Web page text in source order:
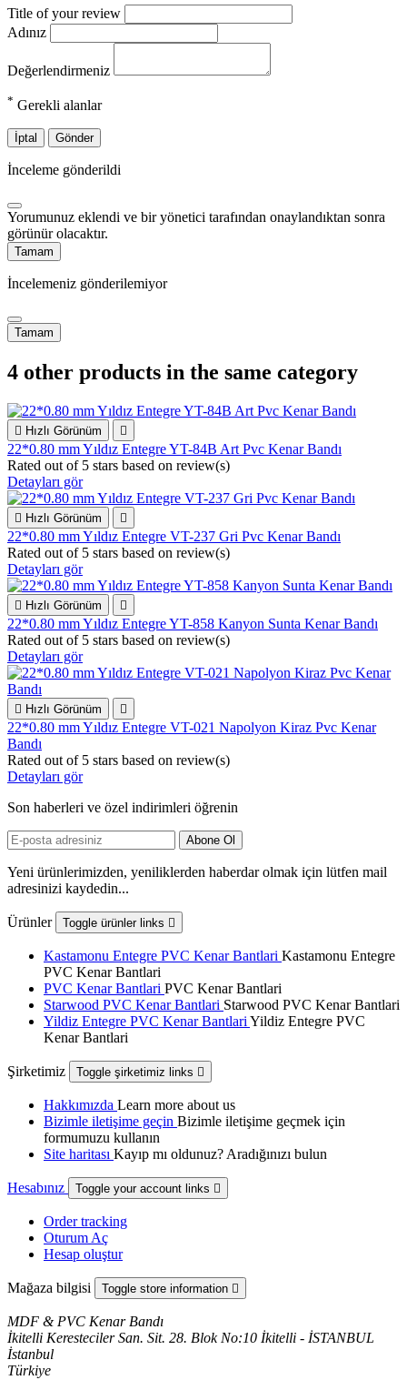
Title of your review
Adınız
Değerlendirmeniz
* Gerekli alanlar
İptal Gönder
İnceleme gönderildi
Yorumunuz eklendi ve bir yönetici tarafından onaylandıktan sonra
görünür olacaktır.
Tamam
İncelemeniz gönderilemiyor
Tamam
4 other products in the same category
 Hızlı Görünüm 
22*0.80 mm Yıldız Entegre YT-84B Art Pvc Kenar Bandı
Rated out of 5 stars based on review(s)
Detayları gör
 Hızlı Görünüm 
22*0.80 mm Yıldız Entegre VT-237 Gri Pvc Kenar Bandı
Rated out of 5 stars based on review(s)
Detayları gör
 Hızlı Görünüm 
22*0.80 mm Yıldız Entegre YT-858 Kanyon Sunta Kenar Bandı
Rated out of 5 stars based on review(s)
Detayları gör
 Hızlı Görünüm 
22*0.80 mm Yıldız Entegre VT-021 Napolyon Kiraz Pvc Kenar
Bandı
Rated out of 5 stars based on review(s)
Detayları gör
Son haberleri ve özel indirimleri öğrenin
Yeni ürünlerimizden, yeniliklerden haberdar olmak için lütfen mail
adresinizi kaydedin...
Ürünler Toggle ürünler links 
Kastamonu Entegre PVC Kenar Bantlari Kastamonu Entegre
PVC Kenar Bantlari
PVC Kenar Bantlari PVC Kenar Bantlari
Starwood PVC Kenar Bantlari Starwood PVC Kenar Bantlari
Yildiz Entegre PVC Kenar Bantlari Yildiz Entegre PVC
Kenar Bantlari
Şirketimiz Toggle şirketimiz links 
Hakkımızda Learn more about us
Bizimle iletişime geçin Bizimle iletişime geçmek için
formumuzu kullanın
Site haritası Kayıp mı oldunuz? Aradığınızı bulun
Hesabınız Toggle your account links 
Order tracking
Oturum Aç
Hesap oluştur
Mağaza bilgisi Toggle store information 
MDF & PVC Kenar Bandı
İkitelli Keresteciler San. Sit. 28. Blok No:10 İkitelli - İSTANBUL
İstanbul
Türkiye